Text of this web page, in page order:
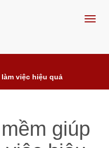
qua trải
việc hiệu quả
giúp